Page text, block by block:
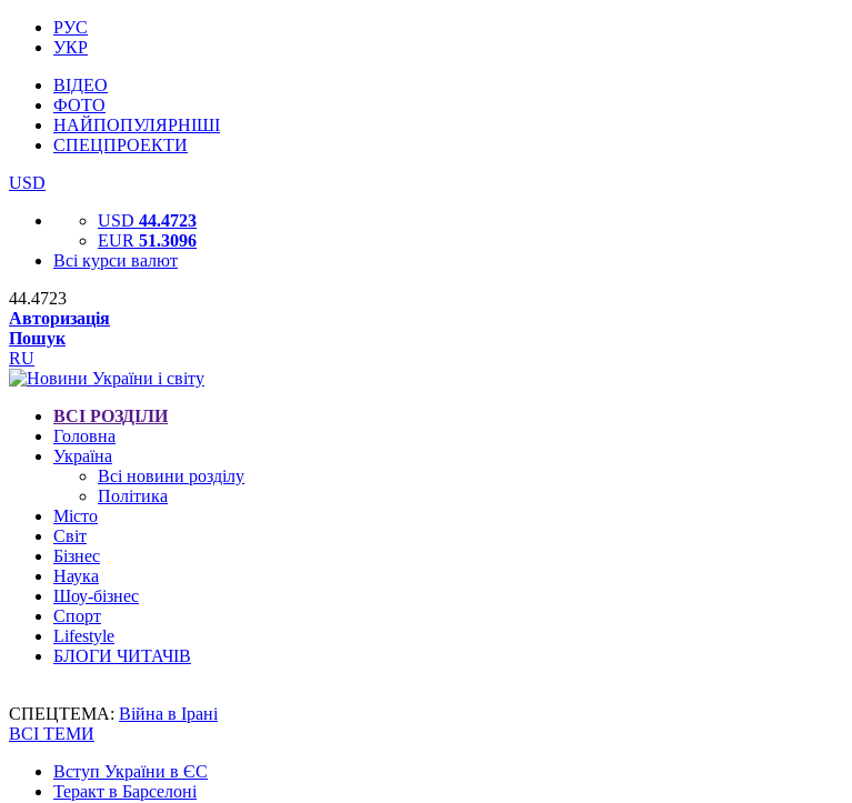
РУС
УКР
ВІДЕО
ФОТО
НАЙПОПУЛЯРНІШІ
СПЕЦПРОЕКТИ
USD
USD 44.4723
EUR 51.3096
Всі курси валют
44.4723
Авторизація
Пошук
RU
ВСІ РОЗДІЛИ
Головна
Україна
Всі новини розділу
Політика
Місто
Світ
Бізнес
Наука
Шоу-бізнес
Спорт
Lifestyle
БЛОГИ ЧИТАЧІВ
СПЕЦТЕМА: Війна в Ірані
ВСІ ТЕМИ
Вступ України в ЄС
Теракт в Барселоні